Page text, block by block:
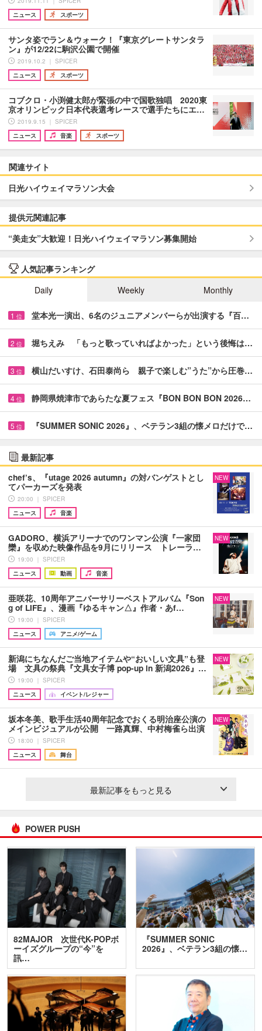
ニュース
スポーツ
サンタ姿でラン＆ウォーク！『東京グレートサンタラ
ン』が12/22に駒沢公園で開催
2019.10.2 ｜ SPICER
ニュース
スポーツ
コブクロ・小渕健太郎が緊張の中で国歌独唱 2020東
京オリンピック日本代表選考レースで選手たちにエ…
2019.9.15 ｜ SPICER
ニュース
音楽 スポーツ
関連サイト
日光ハイウェイマラソン大会
提供元関連記事
“美走女”大歓迎！日光ハイウェイマラソン募集開始
人気記事ランキング
Daily
Weekly Monthly
1 位 堂本光一演出、6名のジュニアメンバーらが出演する『百…
2 位 堀ちえみ 「もっと歌っていればよかった」という後悔は…
3 位 横山だいすけ、石田泰尚ら 親子で楽しむ”うた”から圧巻…
4 位 静岡県焼津市であらたな夏フェス『BON BON BON 2026…
5 位 『SUMMER SONIC 2026』、ベテラン3組の懐メロだけで…
最新記事
chef’s、『utage 2026 autumn』の対バンゲストとし
てパーカーズを発表
20:00 ｜ SPICER
ニュース
音楽
NEW
GADORO、横浜アリーナでのワンマン公演『一家団
欒』を収めた映像作品を9月にリリース トレーラ…
19:00 ｜ SPICER
ニュース
動画 音楽
NEW
亜咲花、10周年アニバーサリーベストアルバム『Son
g of LIFE』、漫画『ゆるキャン△』作者・あf…
19:00 ｜ SPICER
ニュース
アニメ/ゲーム
NEW
新潟にちなんだご当地アイテムや“おいしい文具”も登
場 文具の祭典『文具女子博 pop-up in 新潟2026』…
19:00 ｜ SPICER
ニュース
イベント/レジャー
NEW
坂本冬美、歌手生活40周年記念でおくる明治座公演の
メインビジュアルが公開 一路真輝、中村梅雀ら出演
18:00 ｜ SPICER
ニュース
舞台
NEW
最新記事をもっと見る
POWER PUSH
82MAJOR 次世代K-POPボ
ーイズグループの“今”を
訊…
『SUMMER SONIC
2026』、ベテラン3組の懐…